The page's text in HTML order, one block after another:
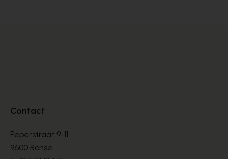
Contact
Peperstraat 9-11
9600 Ronse